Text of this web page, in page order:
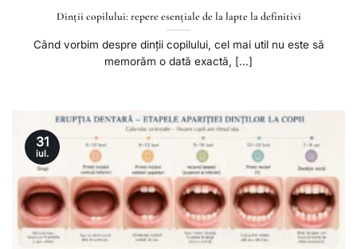
Dinții copilului: repere esențiale de la lapte la definitivi
Când vorbim despre dinții copilului, cel mai util nu este să
memorăm o dată exactă, [...]
31
iul.